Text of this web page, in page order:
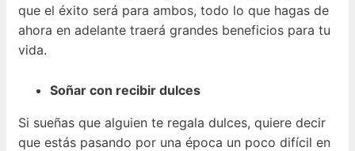
que el éxito será para ambos, todo lo que hagas de
ahora en adelante traerá grandes beneficios para tu
vida.
Soñar con recibir dulces
Si sueñas que alguien te regala dulces, quiere decir
que estás pasando por una época un poco difícil en